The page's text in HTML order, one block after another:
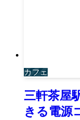
カフェ
三軒茶屋
きる電源